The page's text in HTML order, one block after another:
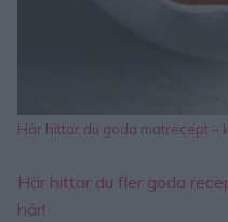
Här hittar du goda matrecept –
Här hittar du fler goda
här!